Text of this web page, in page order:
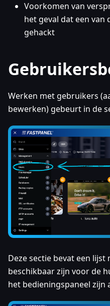
Voorkomen van
het geval dat een
gehackt
Werken met gebruikers
bewerken) gebeurt in de
Deze sectie bevat een
beschikbaar zijn voor de
het bedieningspaneel zijn